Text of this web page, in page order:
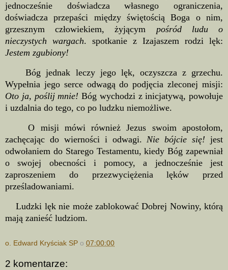
jednocześnie doświadcza własnego ograniczenia,
doświadcza przepaści między świętością Boga o nim,
grzesznym człowiekiem, żyjącym pośród ludu o
nieczystych wargach. spotkanie z Izajaszem rodzi lęk:
Jestem zgubiony!
Bóg jednak leczy jego lęk, oczyszcza z grzechu.
Wypełnia jego serce odwagą do podjęcia zleconej misji:
Oto ja, poślij mnie! Bóg wychodzi z inicjatywą, powołuje
i uzdalnia do tego, co po ludzku niemożliwe.
O misji mówi również Jezus swoim apostołom,
zachęcając do wierności i odwagi. Nie bójcie się! jest
odwołaniem do Starego Testamentu, kiedy Bóg zapewniał
o swojej obecności i pomocy, a jednocześnie jest
zaproszeniem do przezwyciężenia lęków przed
prześladowaniami.
Ludzki lęk nie może zablokować Dobrej Nowiny, którą
mają zanieść ludziom.
o. Edward Kryściak SP o 07:00:00
2 komentarze: